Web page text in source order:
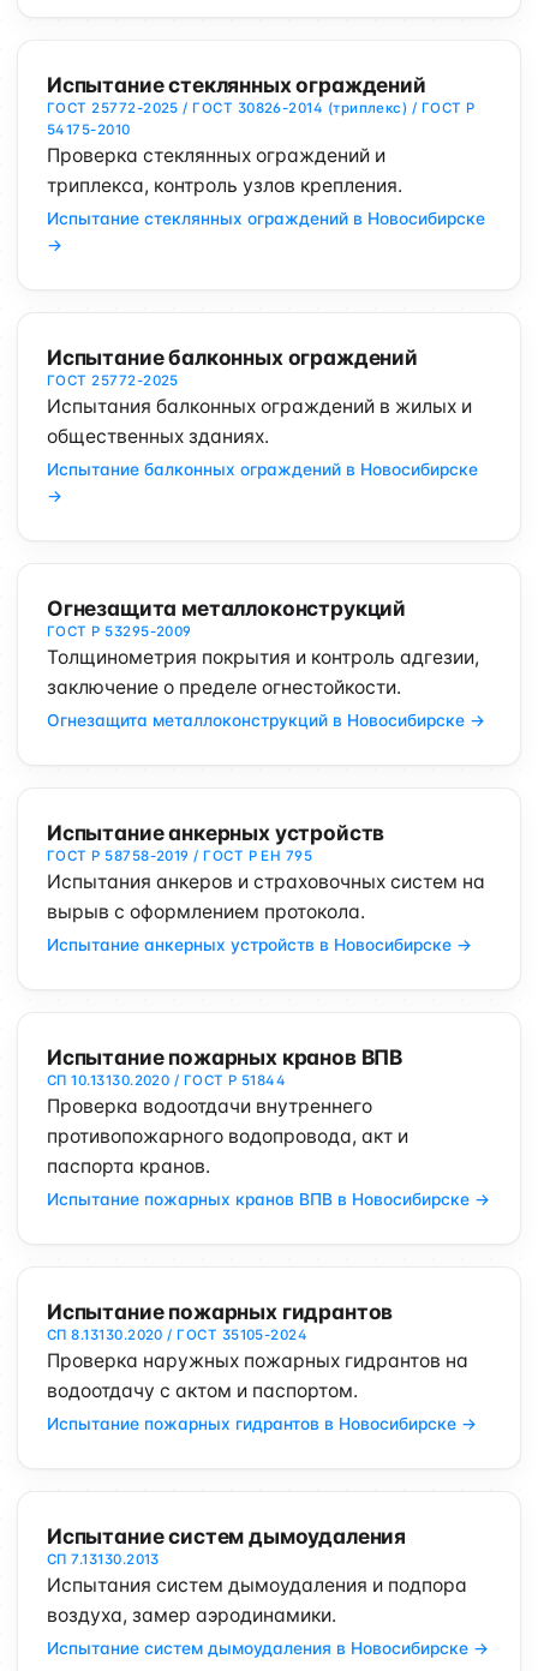
Испытание стеклянных ограждений
ГОСТ 25772-2025 / ГОСТ 30826-2014 (триплекс) / ГОСТ Р
54175-2010
Проверка стеклянных ограждений и
триплекса, контроль узлов крепления.
Испытание стеклянных ограждений в Новосибирске
→
Испытание балконных ограждений
ГОСТ 25772-2025
Испытания балконных ограждений в жилых и
общественных зданиях.
Испытание балконных ограждений в Новосибирске
→
Огнезащита металлоконструкций
ГОСТ Р 53295-2009
Толщинометрия покрытия и контроль адгезии,
заключение о пределе огнестойкости.
Огнезащита металлоконструкций в Новосибирске →
Испытание анкерных устройств
ГОСТ Р 58758-2019 / ГОСТ Р ЕН 795
Испытания анкеров и страховочных систем на
вырыв с оформлением протокола.
Испытание анкерных устройств в Новосибирске →
Испытание пожарных кранов ВПВ
СП 10.13130.2020 / ГОСТ Р 51844
Проверка водоотдачи внутреннего
противопожарного водопровода, акт и
паспорта кранов.
Испытание пожарных кранов ВПВ в Новосибирске →
Испытание пожарных гидрантов
СП 8.13130.2020 / ГОСТ 35105-2024
Проверка наружных пожарных гидрантов на
водоотдачу с актом и паспортом.
Испытание пожарных гидрантов в Новосибирске →
Испытание систем дымоудаления
СП 7.13130.2013
Испытания систем дымоудаления и подпора
воздуха, замер аэродинамики.
Испытание систем дымоудаления в Новосибирске →